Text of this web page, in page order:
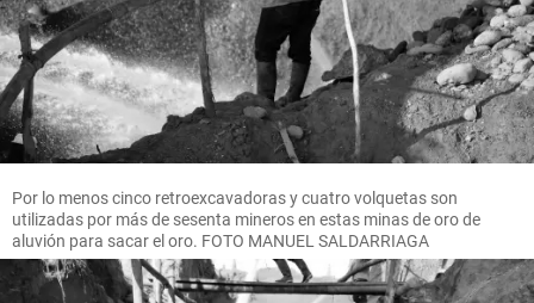
Por lo menos cinco retroexcavadoras y cuatro volquetas son
utilizadas por más de sesenta mineros en estas minas de oro de
aluvión para sacar el oro. FOTO MANUEL SALDARRIAGA